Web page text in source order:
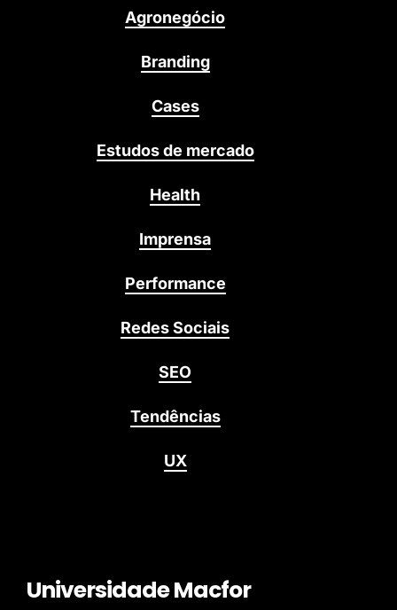
Agronegócio
Branding
Cases
Estudos de mercado
Health
Imprensa
Performance
Redes Sociais
SEO
Tendências
UX
Universidade Macfor